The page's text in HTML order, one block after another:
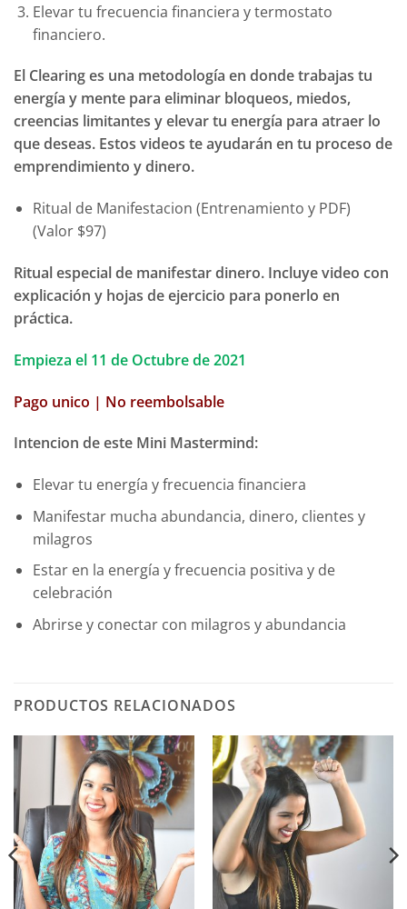
Elevar tu frecuencia financiera y termostato
financiero.
El Clearing es una metodología en donde trabajas tu
energía y mente para eliminar bloqueos, miedos,
creencias limitantes y elevar tu energía para atraer lo
que deseas. Estos videos te ayudarán en tu proceso de
emprendimiento y dinero.
Ritual de Manifestacion (Entrenamiento y PDF)
(Valor $97)
Ritual especial de manifestar dinero. Incluye video con
explicación y hojas de ejercicio para ponerlo en
práctica.
Empieza el 11 de Octubre de 2021
Pago unico | No reembolsable
Intencion de este Mini Mastermind:
Elevar tu energía y frecuencia financiera
Manifestar mucha abundancia, dinero, clientes y
milagros
Estar en la energía y frecuencia positiva y de
celebración
Abrirse y conectar con milagros y abundancia
PRODUCTOS RELACIONADOS